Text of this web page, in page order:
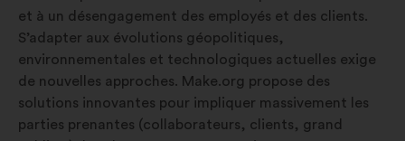
et à un désengagement des employés et des clients.
S’adapter aux évolutions géopolitiques,
environnementales et technologiques actuelles exige
de nouvelles approches. Make.org propose des
solutions innovantes pour impliquer massivement les
parties prenantes (collaborateurs, clients, grand